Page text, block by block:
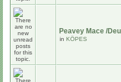
Peavey Mace /
in KÖPES